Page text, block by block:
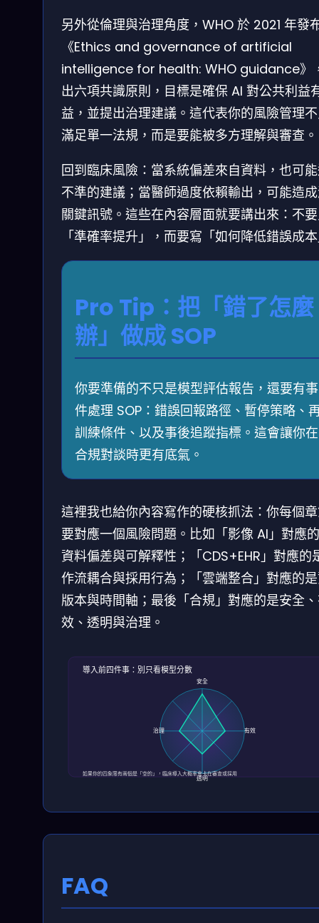
另外從倫理與治理角度，WHO 於 2021 年發
《Ethics and governance of artificial
intelligence for health: WHO guidance》
出六項共識原則，目標是確保 AI 對公共利益
益，並提出治理建議。這代表你的風險管理
滿足單一法規，而是要能被多方理解與審查。
回到臨床風險：當系統偏差來自資料，也可
不準的建議；當醫師過度依賴輸出，可能造
關鍵訊號。這些在內容層面就要講出來：不
「準確率提升」，而要寫「如何降低錯誤成
Pro Tip：把「錯了怎麼
辦」做成 SOP
你要準備的不只是模型評估報告，還要有事
件處理 SOP：錯誤回報路徑、暫停策略、
訓練條件、以及事後追蹤指標。這會讓你在
合規對談時更有底氣。
這裡我也給你內容寫作的硬核抓法：你每個
要對應一個風險問題。比如「影像 AI」對應
資料偏差與可解釋性；「CDS+EHR」對應的
作流耦合與採用行為；「雲端整合」對應的
版本與時間軸；最後「合規」對應的是安全
效、透明與治理。
導入前四件事：別只看模型分數
安全
有效
透明
治理
如果你的四象限有兩個是「空的」，臨床導入大概率會卡在審查或採用
FAQ